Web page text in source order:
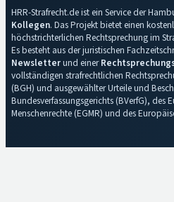
HRR-Strafrecht.de ist ein Service der
Kollegen. Das Projekt bietet einen
höchstrichterlichen Rechtsprechung im
Es besteht aus der juristischen
Newsletterund einer
vollständigen strafrechtlichen
(BGH) und ausgewählter Urteile und
Bundesverfassungsgerichts (BVerfG), des
Menschenrechte (EGMR) und des